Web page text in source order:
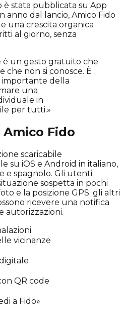
è stata pubblicata su App
anno dal lancio, Amico Fido
una crescita organica
al giorno, senza
è un gesto gratuito che
che non si conosce. È
della
una
in
per tutti.»
Fido
scaricabile
su iOS e Android in italiano,
e spagnolo. Gli utenti
sospetta in pochi
e la posizione GPS; gli altri
ricevere una notifica
autorizzazioni.
vicinanze
QR code
a Fido»